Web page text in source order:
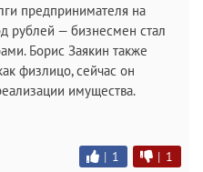
предпринимателя на
рублей — бизнесмен стал
Борис Заякин также
физлицо, сейчас он
имущества.
| 1 | 1